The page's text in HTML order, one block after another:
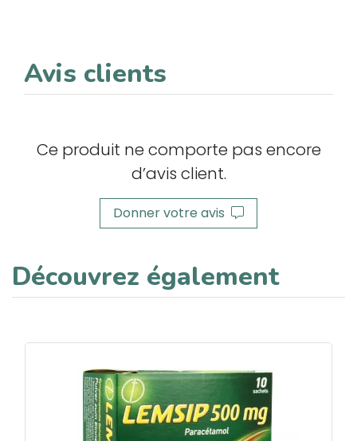
Avis clients
Ce produit ne comporte pas encore
d’avis client.
Donner votre avis
Découvrez également